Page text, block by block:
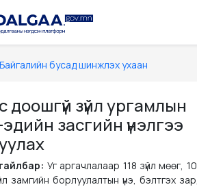
Байгалийн бусад шинжлэх ухаан
доошгүй зүйл ургамлын
засгийн үнэлгээ
Уг аргачлалаар 118 зүйл мөөг,
замгийн борлуулалтын үнэ, бэлтгэх